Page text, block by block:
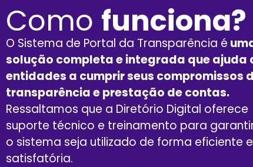
Como funciona?
O Sistema de Portal da Transparência é
solução completa e integrada que ajuda
entidades a cumprir seus compromissos
transparência e prestação de contas.
Ressaltamos que a Diretório Digital oferece
suporte técnico e treinamento para
o sistema seja utilizado de forma eficiente e
satisfatória.